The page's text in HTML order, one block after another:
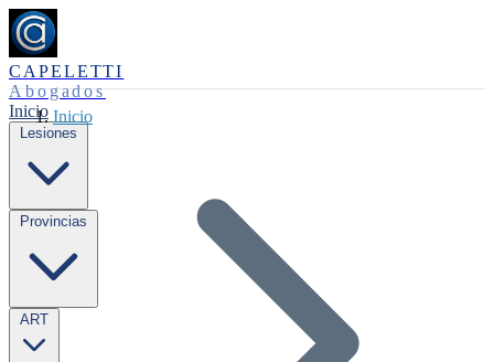
CAPELETTI
Abogados
Inicio Inicio